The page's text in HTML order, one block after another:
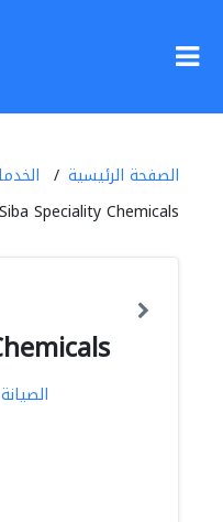
الصفحة الرئيسية
Siba Speciality Chemicals